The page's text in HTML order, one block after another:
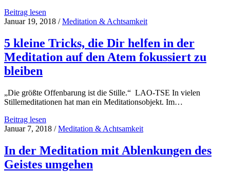
Beitrag lesen
–
den
eigenen
Organen
zu
heilen
Regeneration
zu
Januar 19, 2018 /Meditation & Achtsamkeit
5 kleine Tricks, die Dir helfen in der
Meditation auf den Atem fokussiert zu
bleiben
„Die größte Offenbarung ist die Stille.“ LAO-TSE In vielen
Stillemeditationen hat man ein Meditationsobjekt. Im…
Beitrag lesen
kleine
die
Dir
helfen
Januar 7, 2018 /Meditation & Achtsamkeit
In der Meditation mit Ablenkungen des
Geistes umgehen